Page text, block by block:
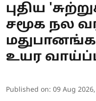
புதிய
சமூக நல
உயர
Published on: 09 Aug